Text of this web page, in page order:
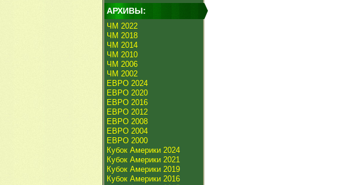
АРХИВЫ:
ЧМ 2022
ЧМ 2018
ЧМ 2014
ЧМ 2010
ЧМ 2006
ЧМ 2002
ЕВРО 2024
ЕВРО 2020
ЕВРО 2016
ЕВРО 2012
ЕВРО 2008
ЕВРО 2004
ЕВРО 2000
Кубок Америки 2024
Кубок Америки 2021
Кубок Америки 2019
Кубок Америки 2016